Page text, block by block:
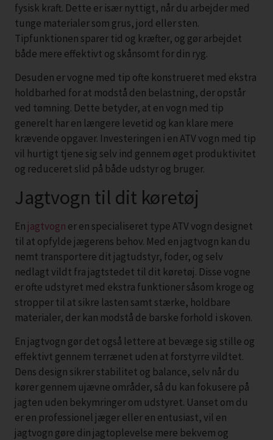
fysisk kraft. Dette er især nyttigt, når du arbejder med
tunge materialer som grus, jord eller sten.
Tipfunktionen sparer tid og kræfter, og gør arbejdet
både mere effektivt og skånsomt for din ryg.
Desuden er vogne med tip ofte konstrueret med ekstra
holdbarhed for at modstå den belastning, der opstår
ved tømning. Dette betyder, at en vogn med tip
generelt har en længere levetid og kan klare mere
krævende opgaver. Investeringen i en ATV vogn med tip
vil hurtigt tjene sig selv ind gennem øget produktivitet
og reduceret slid på både udstyr og bruger.
Jagtvogn til dit køretøj
En jagtvogn er en specialiseret type ATV vogn designet
til at opfylde jægerens behov. Med en jagtvogn kan du
nemt transportere dit jagtudstyr, foder, og selv
nedlagt vildt fra jagtstedet til dit køretøj. Disse vogne
er ofte udstyret med ekstra funktioner såsom kroge og
stropper til at sikre lasten samt stærke, holdbare
materialer, der kan modstå de barske forhold i skoven.
En jagtvogn gør det også lettere at bevæge sig stille og
effektivt gennem terrænet uden at forstyrre vildtet.
Dens design sikrer stabilitet og balance, selv når du
kører gennem ujævne områder, så du kan fokusere på
jagten uden bekymringer om udstyret. Uanset om du
er en professionel jæger eller en entusiast, vil en
jagtvogn gøre din jagtoplevelse mere bekvem og